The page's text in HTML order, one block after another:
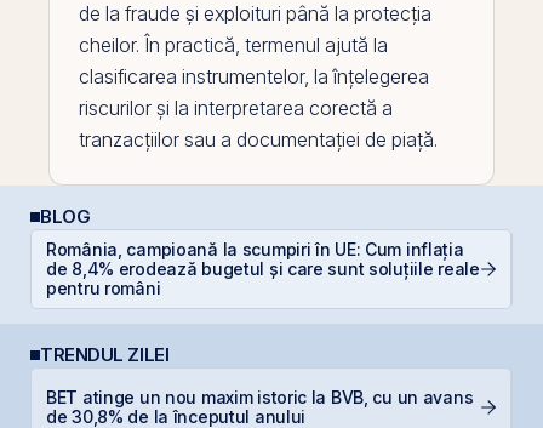
de la fraude și exploituri până la protecția
cheilor. În practică, termenul ajută la
clasificarea instrumentelor, la înțelegerea
riscurilor și la interpretarea corectă a
tranzacțiilor sau a documentației de piață.
BLOG
România, campioană la scumpiri în UE: Cum inflația
de 8,4% erodează bugetul și care sunt soluțiile reale
pentru români
TRENDUL ZILEI
BET atinge un nou maxim istoric la BVB, cu un avans
de 30,8% de la începutul anului